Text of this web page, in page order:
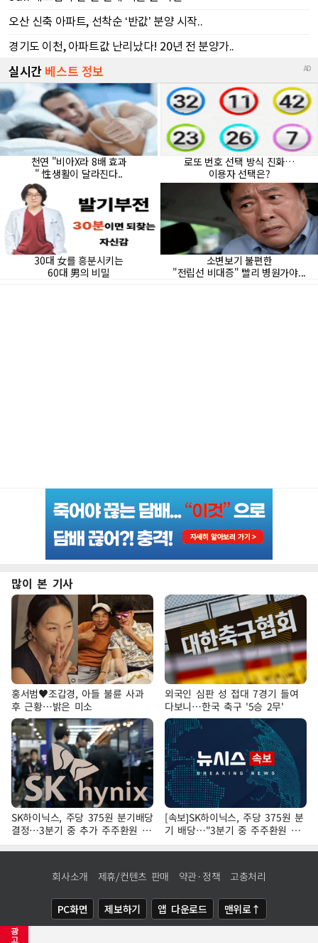
광
고
많이 본 기사
홍서범♥조갑경, 아들 불륜 사과
후 근황…밝은 미소
외국인 심판 성 접대 7경기 들여
다보니…한국 축구 '5승 2무'
SK하이닉스, 주당 375원 분기배당
결정…3분기 중 추가 주주환원 발
표
[속보]SK하이닉스, 주당 375원 분
기 배당…"3분기 중 주주환원 방
안 확정"
회사소개 제휴/컨텐츠 판매 약관·정책 고충처리
PC화면 제보하기 앱 다운로드 맨위로↑